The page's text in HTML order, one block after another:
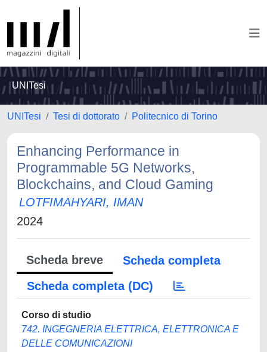
UNITesi
UNITesi Tesi di dottorato Politecnico di Torino
Enhancing Performance in
Programmable 5G Networks,
Blockchains, and Cloud Gaming
LOTFIMAHYARI, IMAN
2024
Scheda breve
Scheda completa
Scheda completa (DC)
Corso di studio
742. INGEGNERIA ELETTRICA, ELETTRONICA E
DELLE COMUNICAZIONI